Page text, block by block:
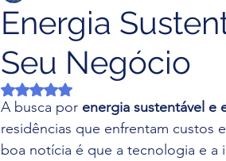
Energia
Seu Negócio
Avaliado com NaN de 5 estrelas.
A busca por energia sustentável e
residências que enfrentam custos
boa notícia é que a tecnologia e a